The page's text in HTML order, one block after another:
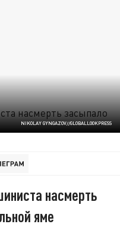
NIKOLAY GYNGAZOV//GLOBALLOOKPRESS
насмерть
яме